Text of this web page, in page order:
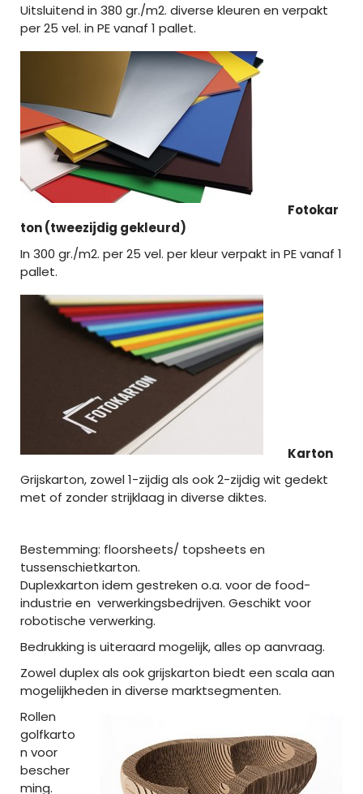
Uitsluitend in 380 gr./m2. diverse kleuren en verpakt
per 25 vel. in PE vanaf 1 pallet.
Fotokar
ton (tweezijdig gekleurd)
In 300 gr./m2. per 25 vel. per kleur verpakt in PE vanaf 1
pallet.
Karton
Grijskarton, zowel 1-zijdig als ook 2-zijdig wit gedekt
met of zonder strijklaag in diverse diktes.
Bestemming: floorsheets/ topsheets en
tussenschietkarton.
Duplexkarton idem gestreken o.a. voor de food-
industrie en verwerkingsbedrijven. Geschikt voor
robotische verwerking.
Bedrukking is uiteraard mogelijk, alles op aanvraag.
Zowel duplex als ook grijskarton biedt een scala aan
mogelijkheden in diverse marktsegmenten.
Rollen
golfkarto
n voor
bescher
ming.